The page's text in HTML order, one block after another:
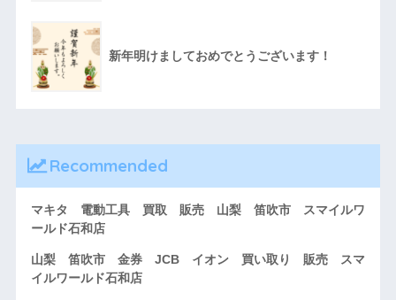
新年明けましておめでとうございます！
Recommended
マキタ 電動工具 買取 販売 山梨 笛吹市 スマイルワ
ールド石和店
山梨 笛吹市 金券 JCB イオン 買い取り 販売 スマ
イルワールド石和店